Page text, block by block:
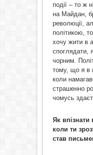
події – то ж
на Майдан,
революції,
політикою,
хочу жити в
споглядати,
чорним.
тому, що я в
коли
страшенно
чомусь
Як впізнати
коли ти
став